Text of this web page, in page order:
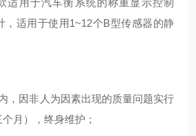
适用于汽车衡系统的称重显示控制
，适用于使用1~12个B型传感器的静
，因非人为因素出现的质量问题实行
月），终身维护；